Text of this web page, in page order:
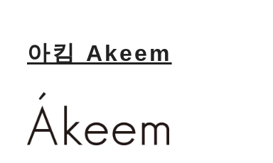
아킴 Akeem